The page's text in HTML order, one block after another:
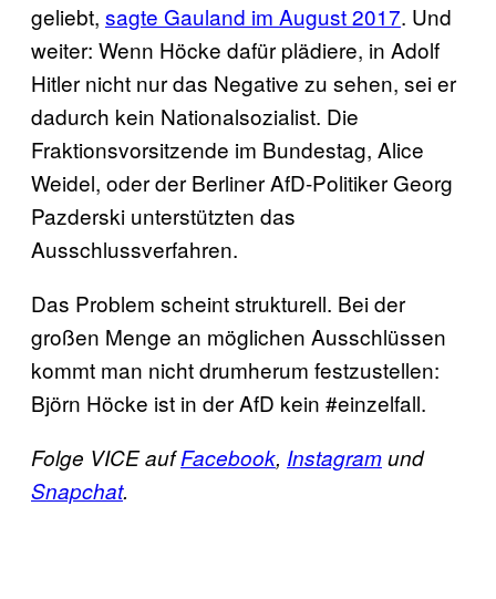
geliebt, sagte Gauland im August 2017. Und
weiter: Wenn Höcke dafür plädiere, in Adolf
Hitler nicht nur das Negative zu sehen, sei er
dadurch kein Nationalsozialist. Die
Fraktionsvorsitzende im Bundestag, Alice
Weidel, oder der Berliner AfD-Politiker Georg
Pazderski unterstützten das
Ausschlussverfahren.
Das Problem scheint strukturell. Bei der
großen Menge an möglichen Ausschlüssen
kommt man nicht drumherum festzustellen:
Björn Höcke ist in der AfD kein #einzelfall.
Folge VICE aufFacebook, Instagramund
Snapchat.